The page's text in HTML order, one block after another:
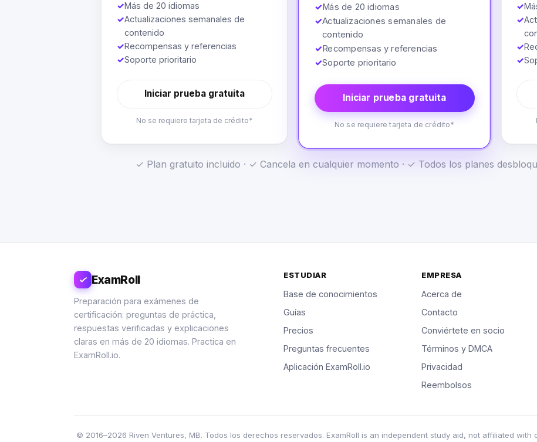
✓Más de 20 idiomas
✓Actualizaciones semanales de
contenido
✓Recompensas y referencias
✓Soporte prioritario
Iniciar prueba gratuita
No se requiere tarjeta de crédito*
✓Más de 20 idiomas
✓Actualizaciones semanales de
contenido
✓Recompensas y referencias
✓Soporte prioritario
Iniciar prueba gratuita
No se requiere tarjeta de crédito*
✓
✓
✓
✓
✓ Plan gratuito incluido · ✓ Cancela en cualquier momento · ✓ Todos los planes
ExamRoll
Preparación para exámenes de
certificación: preguntas de práctica,
respuestas verificadas y explicaciones
claras en más de 20 idiomas. Practica en
ExamRoll.io.
ESTUDIAR
Base de conocimientos
Guías
Precios
Preguntas frecuentes
Aplicación ExamRoll.io
EMPRESA
Acerca de
Contacto
Conviértete en socio
Términos y DMCA
Privacidad
Reembolsos
© 2016–2026 Riven Ventures, MB. Todos los derechos reservados. ExamRoll is an independent study aid, not affiliated